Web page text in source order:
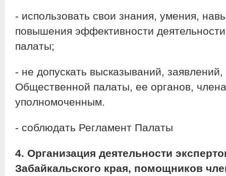
- использовать свои знания, умения,
повышения эффективности
палаты;
- не допускать высказываний,
Общественной палаты, ее органов,
уполномоченным.
- соблюдать Регламент Палаты
4. Организация деятельности
Забайкальского края, помощников